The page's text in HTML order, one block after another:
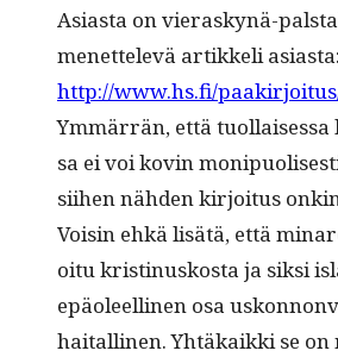
Asi­as­ta on vieraskynä-
menet­televä artikke­li asi­as­ta:
http://www.hs.fi/
Ymmär­rän, että
sa ei voi kovin
siihen näh­den kir­joi­tus
Voisin ehkä lisätä, että
oitu kristi­nuskos­ta ja sik­si
epäoleelli­nen osa
haitalli­nen. Yhtäkaik­ki se